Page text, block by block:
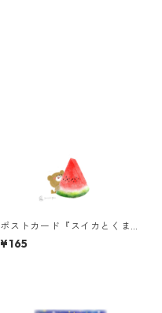
ポストカード『スイカとくま
ちゃん』
¥165